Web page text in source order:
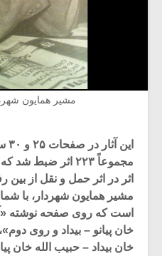
مشیر همایون شهردار
اثر در اثر حمل و نقل از
است که روی صفحه نوشته
خان پیانو – بیداد و روی
خان بیداد – حبیب الله خان